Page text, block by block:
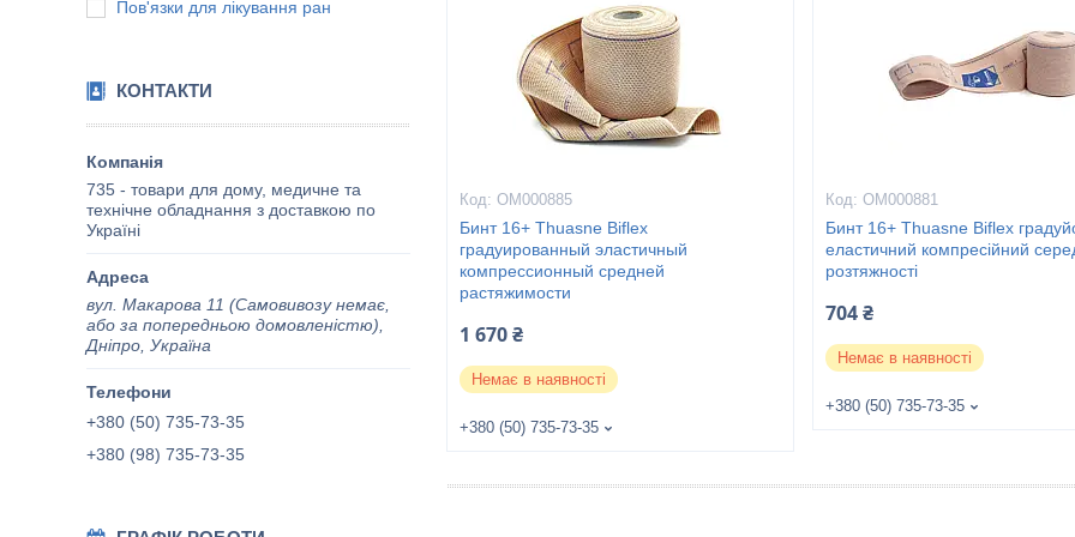
Пов'язки для лікування ран
КОНТАКТИ
735 - товари для дому, медичне та
технічне обладнання з доставкою по
Україні
вул. Макарова 11 (Самовивозу немає,
або за попередньою домовленістю),
Дніпро, Україна
+380 (50) 735-73-35
+380 (98) 735-73-35
ОМ000885
Бинт 16+ Thuasne Biflex
градуированный эластичный
компрессионный средней
растяжимости
1 670 ₴
Немає в наявності
+380 (50) 735-73-35
ОМ000881
Бинт 16+ Thuasne Biflex
еластичний компресійний
розтяжності
704 ₴
Немає в наявності
+380 (50) 735-73-35